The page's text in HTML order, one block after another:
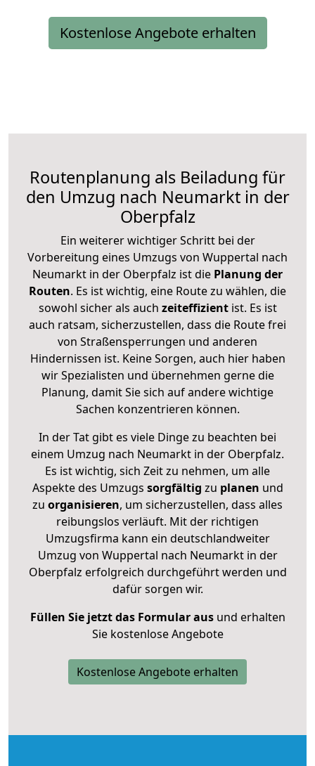
Kostenlose Angebote erhalten
Routenplanung als Beiladung für
den Umzug nach Neumarkt in der
Oberpfalz
Ein weiterer wichtiger Schritt bei der
Vorbereitung eines Umzugs von Wuppertal nach
Neumarkt in der Oberpfalz ist die Planung der
Routen. Es ist wichtig, eine Route zu wählen, die
sowohl sicher als auch zeiteffizientist. Es ist
auch ratsam, sicherzustellen, dass die Route frei
von Straßensperrungen und anderen
Hindernissen ist. Keine Sorgen, auch hier haben
wir Spezialisten und übernehmen gerne die
Planung, damit Sie sich auf andere wichtige
Sachen konzentrieren können.
In der Tat gibt es viele Dinge zu beachten bei
einem Umzug nach Neumarkt in der Oberpfalz.
Es ist wichtig, sich Zeit zu nehmen, um alle
Aspekte des Umzugs sorgfältig zu planen und
zu organisieren, um sicherzustellen, dass alles
reibungslos verläuft. Mit der richtigen
Umzugsfirma kann ein deutschlandweiter
Umzug von Wuppertal nach Neumarkt in der
Oberpfalz erfolgreich durchgeführt werden und
dafür sorgen wir.
Füllen Sie jetzt das Formular ausund erhalten
Sie kostenlose Angebote
Kostenlose Angebote erhalten